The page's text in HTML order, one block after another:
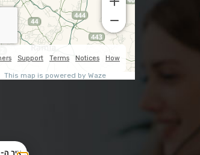
איך ה- Cookies ("עוגיות") שלנו?